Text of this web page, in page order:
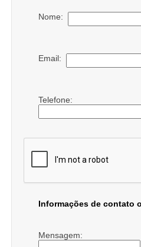
Nome:
Email:
Telefone:
Informações de contato
Mensagem: